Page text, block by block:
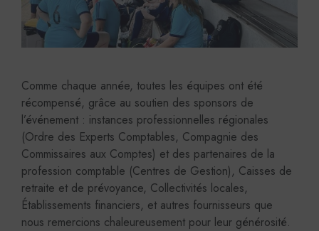
Comme chaque année, toutes les équipes ont été
récompensé, grâce au soutien des sponsors de
l’événement : instances professionnelles régionales
(Ordre des Experts Comptables, Compagnie des
Commissaires aux Comptes) et des partenaires de la
profession comptable (Centres de Gestion), Caisses de
retraite et de prévoyance, Collectivités locales,
Établissements financiers, et autres fournisseurs que
nous remercions chaleureusement pour leur générosité.